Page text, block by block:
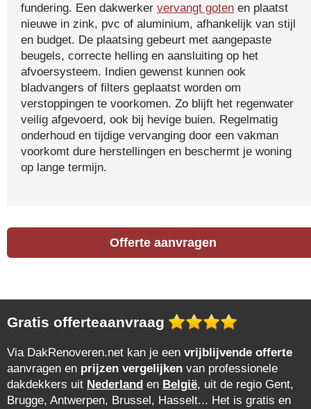
fundering. Een dakwerker vervangt goten en plaatst
nieuwe in zink, pvc of aluminium, afhankelijk van stijl
en budget. De plaatsing gebeurt met aangepaste
beugels, correcte helling en aansluiting op het
afvoersysteem. Indien gewenst kunnen ook
bladvangers of filters geplaatst worden om
verstoppingen te voorkomen. Zo blijft het regenwater
veilig afgevoerd, ook bij hevige buien. Regelmatig
onderhoud en tijdige vervanging door een vakman
voorkomt dure herstellingen en beschermt je woning
op lange termijn.
Offerte aanvragen
Gratis offerteaanvraag
Via DakRenoveren.net kan je een vrijblijvende offerte
aanvragen en prijzen vergelijken van professionele
dakdekkers uit Nederland en België, uit de regio Gent,
Brugge, Antwerpen, Brussel, Hasselt... Het is gratis en